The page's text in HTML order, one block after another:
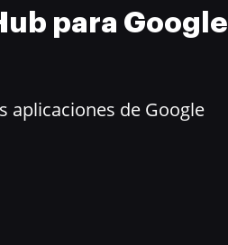
para Google
aplicaciones de Google